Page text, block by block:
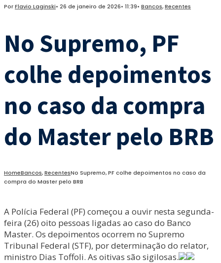
PorFlavio Laginski• 26 de janeiro de 2026• 11:39• Bancos,Recentes
No Supremo, PF
colhe depoimentos
no caso da compra
do Master pelo BRB
HomeBancos,RecentesNo Supremo, PF colhe depoimentos no caso da
compra do Master pelo BRB
A Polícia Federal (PF) começou a ouvir nesta segunda-
feira (26) oito pessoas ligadas ao caso do Banco
Master. Os depoimentos ocorrem no Supremo
Tribunal Federal (STF), por determinação do relator,
ministro Dias Toffoli. As oitivas são sigilosas.